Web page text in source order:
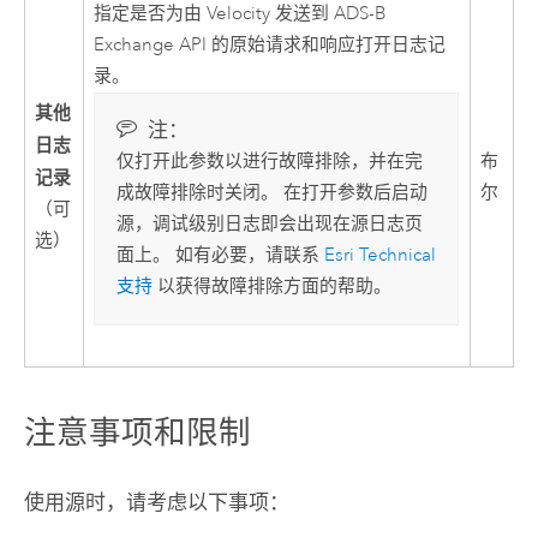
其他
日志
记录
（可
选）
指定是否为由Velocity 发送到 ADS-B
Exchange API 的原始请求和响应打开日志记
录。
注：
仅打开此参数以进行故障排除，并在完
成故障排除时关闭。 在打开参数后启动
源，调试级别日志即会出现在源日志页
面上。 如有必要，请联系 Esri Technical
支持以获得故障排除方面的帮助。
布
尔
注意事项和限制
使用源时，请考虑以下事项：